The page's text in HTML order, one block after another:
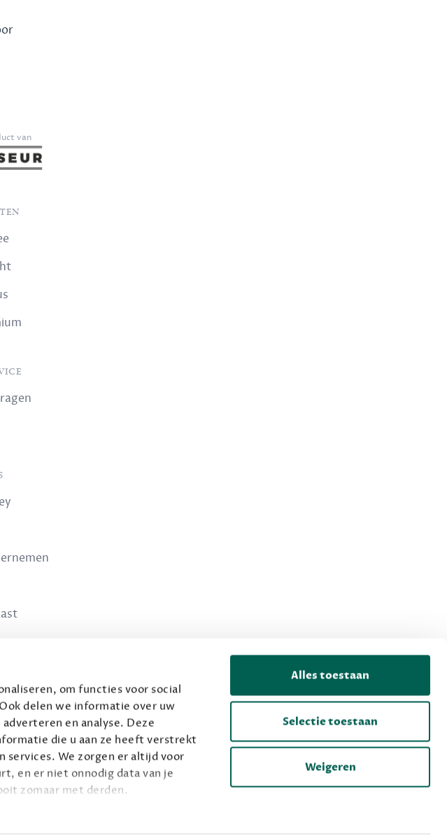
om functies voor social
delen we informatie over uw
en analyse. Deze
die u aan ze heeft verstrekt
services. We zorgen er altijd voor
en er niet onnodig data van je
zomaar met derden.
Alles toestaan
Selectie toestaan
Weigeren
van
B.V.